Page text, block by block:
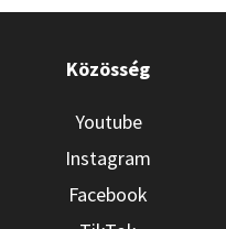
Közösség
Youtube
Instagram
Facebook